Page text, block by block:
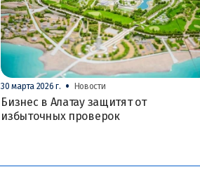
30 марта 2026 г. • Новости
Бизнес в Алатау защитят от
избыточных проверок